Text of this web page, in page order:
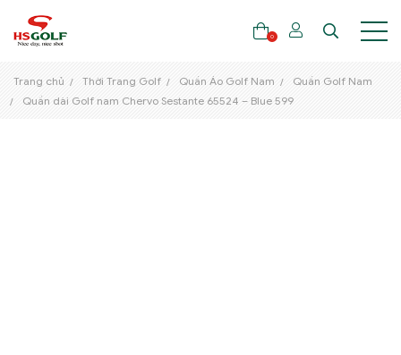
0
Trang chủ Thời Trang Golf Quần Áo Golf Nam
Quần Golf Nam
Quần dài Golf nam Chervo Sestante 65524 – Blue 599